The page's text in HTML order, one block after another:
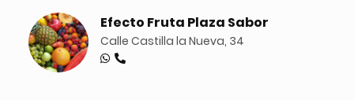
Efecto Fruta Plaza Sabor
Calle Castilla la Nueva, 34